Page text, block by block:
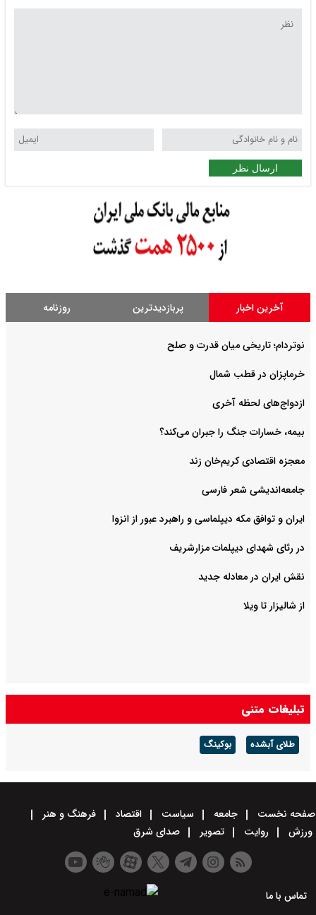
ارسال نظر
آخرین اخبار پربازدیدترین روزنامه
نوتردام؛ تاریخی میان قدرت و صلح‌
خرماپزان در قطب شمال
ازدواج‌های لحظه آخری
بیمه، خسارات جنگ را جبران می‌کند؟
معجزه اقتصادی کریم‌خان زند
جامعه‌اندیشی شعر فارسی
ایران و توافق مکه دیپلماسی و راهبرد عبور از انزوا
در رثای شهدای دیپلمات مزارشریف
نقش ایران در معادله جدید
از شالیزار تا ویلا
تبلیغات متنی
طلای آبشده بوکینگ
صفحه نخست جامعه سیاست اقتصاد
فرهنگ و هنر
ورزش
روایت تصویر صدای شرق
تماس با ما